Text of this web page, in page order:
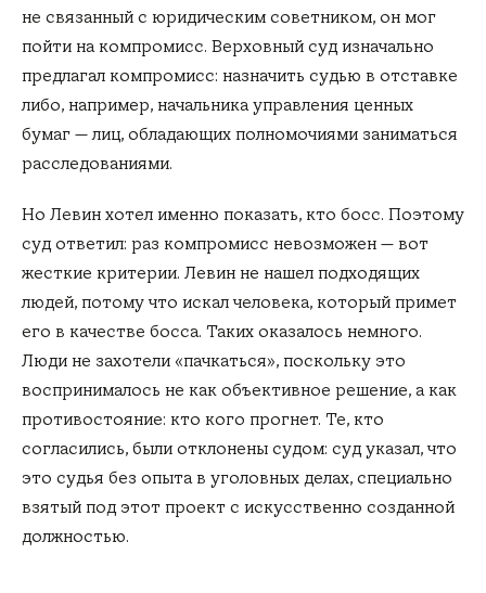
не связанный с юридическим советником, он мог
пойти на компромисс. Верховный суд изначально
предлагал компромисс: назначить судью в отставке
либо, например, начальника управления ценных
бумаг — лиц, обладающих полномочиями заниматься
расследованиями.
Но Левин хотел именно показать, кто босс. Поэтому
суд ответил: раз компромисс невозможен — вот
жесткие критерии. Левин не нашел подходящих
людей, потому что искал человека, который примет
его в качестве босса. Таких оказалось немного.
Люди не захотели «пачкаться», поскольку это
воспринималось не как объективное решение, а как
противостояние: кто кого прогнет. Те, кто
согласились, были отклонены судом: суд указал, что
это судья без опыта в уголовных делах, специально
взятый под этот проект с искусственно созданной
должностью.